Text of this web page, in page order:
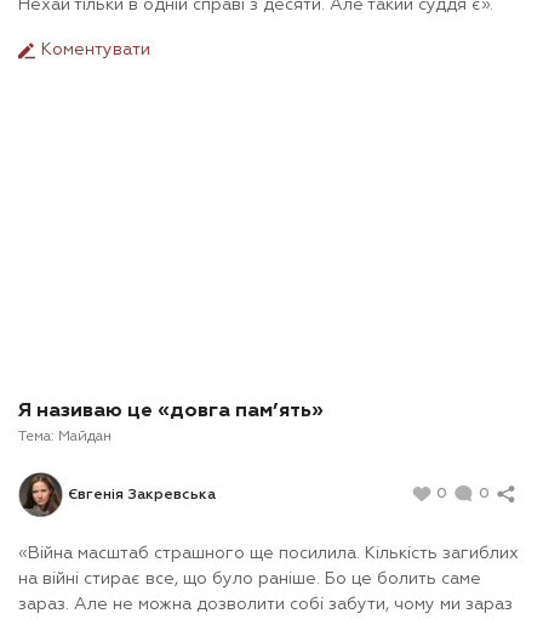
Нехай тільки в одній справі з десяти. Але такий суддя є».
Коментувати
Я називаю це «довга пам’ять»
Тема: Майдан
Євгенія Закревська 0 0
«Війна масштаб страшного ще посилила. Кількість загиблих
на війні стирає все, що було раніше. Бо це болить саме
зараз. Але не можна дозволити собі забути, чому ми зараз